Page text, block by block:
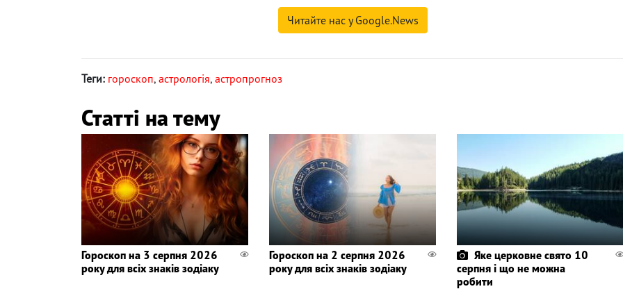
Читайте нас у Google.News
Теги: гороскоп, астрологія, астропрогноз
Статті на тему
Гороскоп на 3 серпня 2026
року для всіх знаків зодіаку
Гороскоп на 2 серпня 2026
року для всіх знаків зодіаку
Яке церковне свято 10
серпня і що не можна
робити